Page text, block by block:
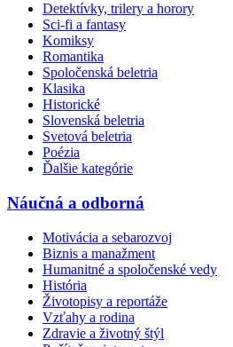
Detektívky, trilery a horory
Sci-fi a fantasy
Komiksy
Romantika
Spoločenská beletria
Klasika
Historické
Slovenská beletria
Svetová beletria
Poézia
Ďalšie kategórie
Náučná a odborná
Motivácia a sebarozvoj
Biznis a manažment
Humanitné a spoločenské vedy
História
Životopisy a reportáže
Vzťahy a rodina
Zdravie a životný štýl